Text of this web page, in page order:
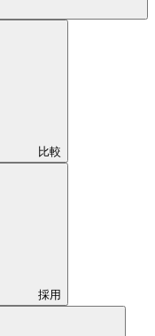
比較
採用